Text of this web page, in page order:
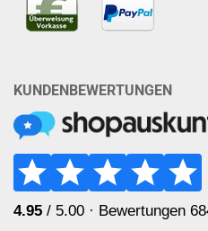
KUNDENBEWERTUNGEN